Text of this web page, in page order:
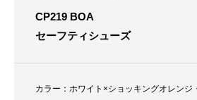
CP219 BOA
セーフティシューズ
カラー：ホワイト×ショッキングオレンジ